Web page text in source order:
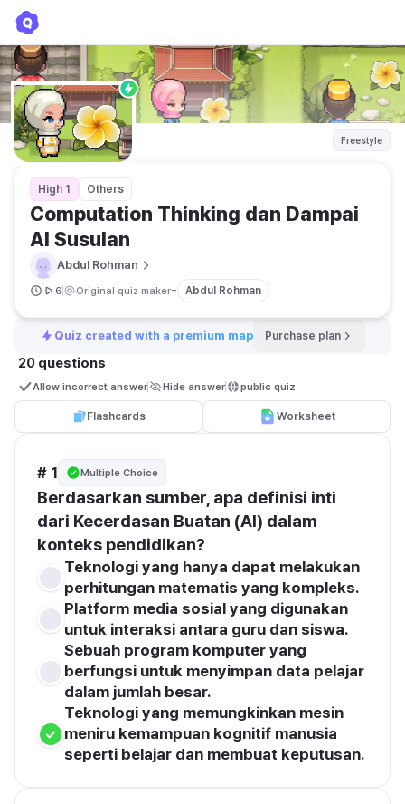
Freestyle
High 1 Others
Computation Thinking dan Dampai
AI Susulan
Abdul Rohman
6 Original quiz maker- Abdul Rohman
Quiz created with a premium map Purchase plan
20 questions
Allow incorrect answer Hide answer public quiz
Flashcards Worksheet
# 1 Multiple Choice
Berdasarkan sumber, apa definisi inti
dari Kecerdasan Buatan (AI) dalam
konteks pendidikan?
Teknologi yang hanya dapat melakukan
perhitungan matematis yang kompleks.
Platform media sosial yang digunakan
untuk interaksi antara guru dan siswa.
Sebuah program komputer yang
berfungsi untuk menyimpan data pelajar
dalam jumlah besar.
Teknologi yang memungkinkan mesin
meniru kemampuan kognitif manusia
seperti belajar dan membuat keputusan.